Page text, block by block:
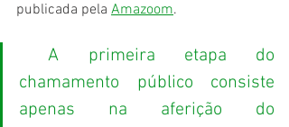
publicada pela Amazoom.
A primeira etapa do
chamamento público consiste
apenas na aferição do